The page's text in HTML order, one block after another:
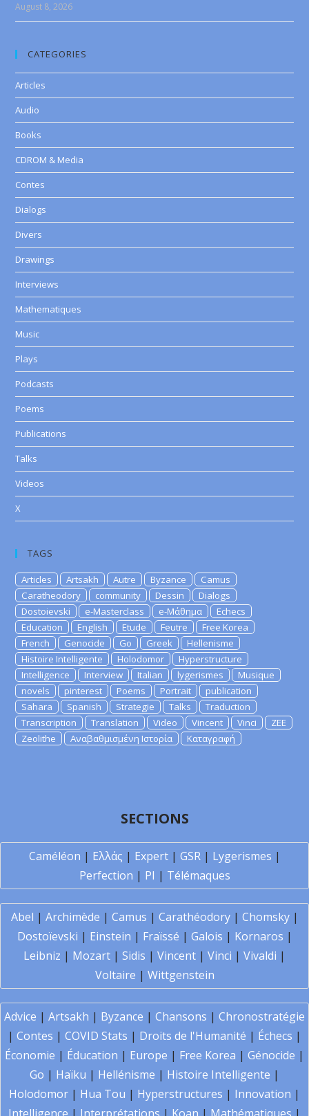
August 8, 2026
CATEGORIES
Articles
Audio
Books
CDROM & Media
Contes
Dialogs
Divers
Drawings
Interviews
Mathematiques
Music
Plays
Podcasts
Poems
Publications
Talks
Videos
X
TAGS
Articles Artsakh Autre Byzance
Camus
Caratheodory
community Dessin
Dialogs
Dostoievski
e-Masterclass e-Μάθημα
Echecs
Education
English Etude Feutre
Free Korea
French
Genocide Go Greek
Hellenisme
Histoire Intelligente
Holodomor
Hyperstructure
Intelligence
Interview Italian lygerismes
Musique
novels
pinterest Poems Portrait
publication
Sahara
Spanish Strategie Talks
Traduction
Transcription
Translation Video Vincent Vinci
ZEE
Zeolithe
Αναβαθμισμένη Ιστορία Καταγραφή
SECTIONS
Caméléon | Ελλάς | Expert| GSR| Lygerismes |
Perfection | PI | Télémaques
Abel | Archimède | Camus | Carathéodory| Chomsky|
Dostoïevski | Einstein | Fraïssé | Galois | Kornaros |
Leibniz | Mozart | Sidis | Vincent | Vinci | Vivaldi |
Voltaire | Wittgenstein
Advice | Artsakh | Byzance | Chansons | Chronostratégie
| Contes | COVID Stats | Droits de l'Humanité | Échecs |
Économie | Éducation | Europe | Free Korea | Génocide |
Go | Haïku | Hellénisme | Histoire Intelligente |
Holodomor | Hua Tou | Hyperstructures | Innovation |